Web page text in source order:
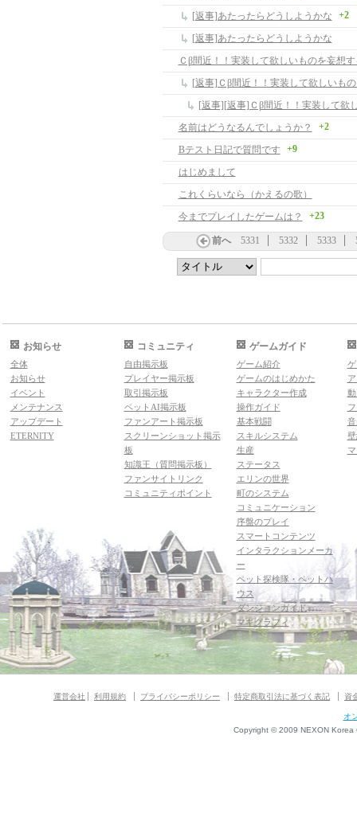
[返事]あたったらどうしようかな +2
[返事]あたったらどうしようかな
Ｃβ間近！！実装して欲しいものを妄想
[返事]Ｃβ間近！！実装して欲しいも
名前はどうなるんでしょうか？ +2
Bテスト日記で質問です +9
はじめまして
これくらいなら（かえるの歌）
今までプレイしたゲームは？
+23
前へ 5331 5332 5333
お知らせ
全体
お知らせ
イベント
メンテナンス
アップデート
ETERNITY
コミュニティ
自由掲示板
プレイヤー掲示板
取引掲示板
ペットAI掲示板
ファンアート掲示板
スクリーンショット掲示
板
知識王（質問掲示板）
ファンサイトリンク
コミュニティポイント
ゲームガイド
ゲーム紹介
ゲームのはじめかた
キャラクター作成
操作ガイド
基本戦闘
スキルシステム
生産
ステータス
エリンの世界
町のシステム
コミュニケーション
序盤のプレイ
スマートコンテンツ
インタラクションメーカ
ー
ペット探検隊・ペットハ
ウス
ダンジョンガイド
マギグラフィ
運営会社 利用規約 プライバシーポリシー 特定商取引法に基づく表記 資
オ
Copyright © 2009 NEXON Korea